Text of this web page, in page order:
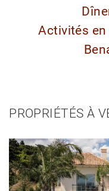
Activités en
PROPRIÉTÉS À